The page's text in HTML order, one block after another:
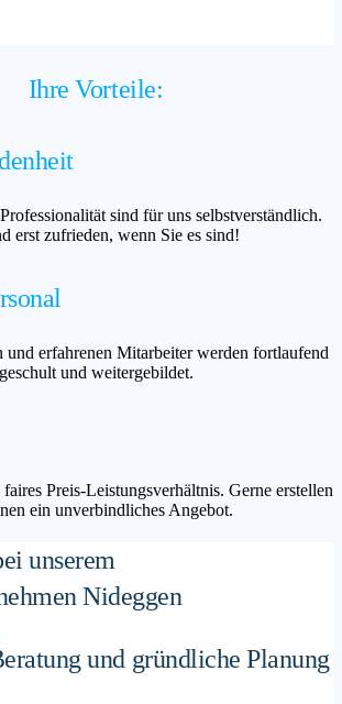
Ihre Vorteile:
sind für uns selbstverständlich.
erst zufrieden, wenn Sie es sind!
und erfahrenen Mitarbeiter werden fortlaufend
geschult und weitergebildet.
Preis-Leistungsverhältnis. Gerne erstellen
ein unverbindliches Angebot.
unserem
Nideggen
und gründliche Planung